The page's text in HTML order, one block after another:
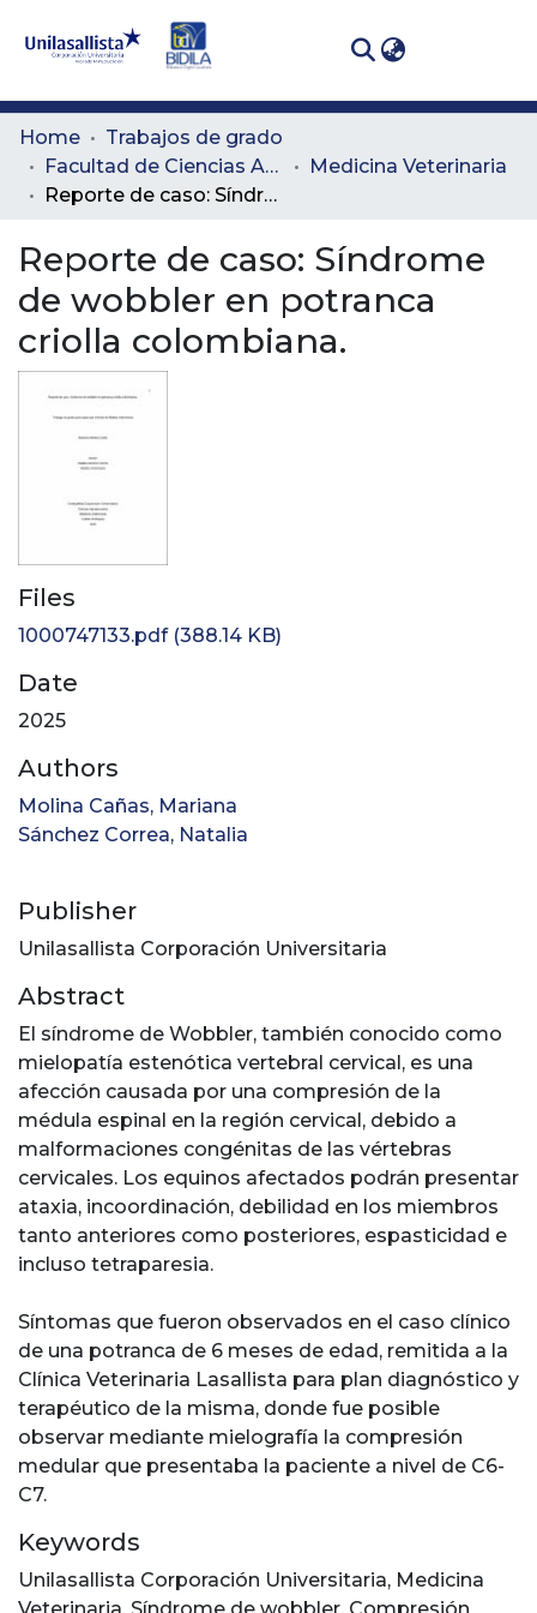
Communities
& Collections
All of DSpace
Statistics
Home
Trabajos de grado
Facultad de Ciencias Administrativas y Agropecuarias
Medicina Veterinaria
Reporte de caso: Síndrome de wobbler en potranca criolla colombiana.
Reporte de caso: Síndrome
de wobbler en potranca
criolla colombiana.
Files
1000747133.pdf(388.14 KB)
Date
2025
Authors
Molina Cañas, Mariana
Sánchez Correa, Natalia
Publisher
Unilasallista Corporación Universitaria
Abstract
El síndrome de Wobbler, también conocido como
mielopatía estenótica vertebral cervical, es una
afección causada por una compresión de la
médula espinal en la región cervical, debido a
malformaciones congénitas de las vértebras
cervicales. Los equinos afectados podrán presentar
ataxia, incoordinación, debilidad en los miembros
tanto anteriores como posteriores, espasticidad e
incluso tetraparesia.
Síntomas que fueron observados en el caso clínico
de una potranca de 6 meses de edad, remitida a la
Clínica Veterinaria Lasallista para plan diagnóstico y
terapéutico de la misma, donde fue posible
observar mediante mielografía la compresión
medular que presentaba la paciente a nivel de C6-
C7.
Keywords
Unilasallista Corporación Universitaria, Medicina